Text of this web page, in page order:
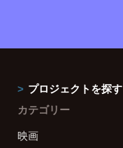
プロジェクトを探す
カテゴリー
映画